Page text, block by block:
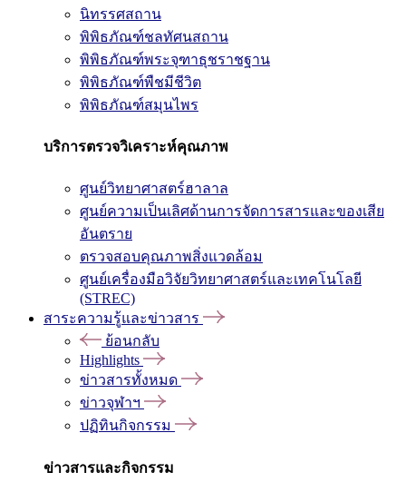
นิทรรศสถาน
พิพิธภัณฑ์ชลทัศนสถาน
พิพิธภัณฑ์พระจุฑาธุชราชฐาน
พิพิธภัณฑ์พืชมีชีวิต
พิพิธภัณฑ์สมุนไพร
บริการตรวจวิเคราะห์คุณภาพ
ศูนย์วิทยาศาสตร์ฮาลาล
ศูนย์ความเป็นเลิศด้านการจัดการสารและของเสีย
อันตราย
ตรวจสอบคุณภาพสิ่งแวดล้อม
ศูนย์เครื่องมือวิจัยวิทยาศาสตร์และเทคโนโลยี
(STREC)
สาระความรู้และข่าวสาร
ย้อนกลับ
Highlights
ข่าวสารทั้งหมด
ข่าวจุฬาฯ
ปฏิทินกิจกรรม
ข่าวสารและกิจกรรม